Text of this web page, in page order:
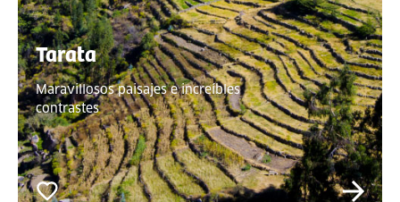
Tarata
Maravillosos paisajes e increíbles
contrastes